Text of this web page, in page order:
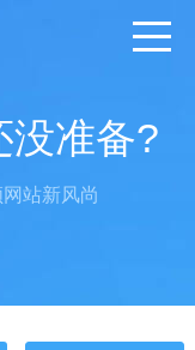
没准备?
站新风尚